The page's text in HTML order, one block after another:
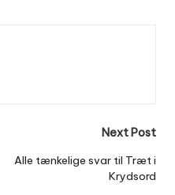
Next Post
Alle tænkelige svar til Træt i
Krydsord